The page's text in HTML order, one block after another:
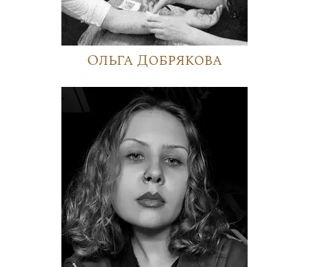
Ольга Добрякова